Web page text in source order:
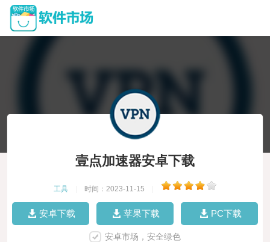
壹点加速器安卓下载
工具 时间：2023-11-15
安卓下载 苹果下载 PC下载
安卓市场，安全绿色